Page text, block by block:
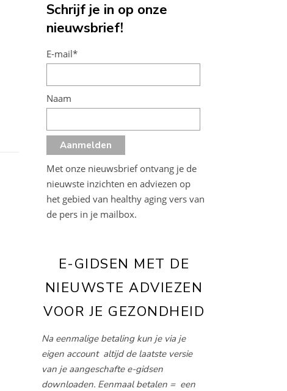
Schrijf je in op onze
nieuwsbrief!
E-mail*
Naam
Met onze nieuwsbrief ontvang je de
nieuwste inzichten en adviezen op
het gebied van healthy aging vers van
de pers in je mailbox.
E-GIDSEN MET DE
NIEUWSTE ADVIEZEN
VOOR JE GEZONDHEID
Na eenmalige betaling kun je via je
eigen account altijd de laatste versie
van je aangeschafte e-gidsen
downloaden. Eenmaal betalen = een